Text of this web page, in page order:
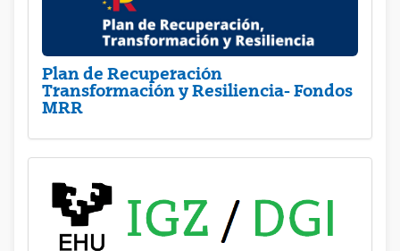
Plan de Recuperación
Transformación y Resiliencia- Fondos
MRR